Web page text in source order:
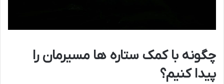
چگونه با کمک ستاره ها مسیرمان را
پیدا کنیم؟